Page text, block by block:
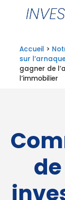
Accueil >
sur
gagner de
l’immobilier